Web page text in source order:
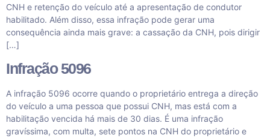
CNH e retenção do veículo até a apresentação de condutor
habilitado. Além disso, essa infração pode gerar uma
consequência ainda mais grave: a cassação da CNH, pois dirigir
[…]
Infração 5096
A infração 5096 ocorre quando o proprietário entrega a direção
do veículo a uma pessoa que possui CNH, mas está com a
habilitação vencida há mais de 30 dias. É uma infração
gravíssima, com multa, sete pontos na CNH do proprietário e